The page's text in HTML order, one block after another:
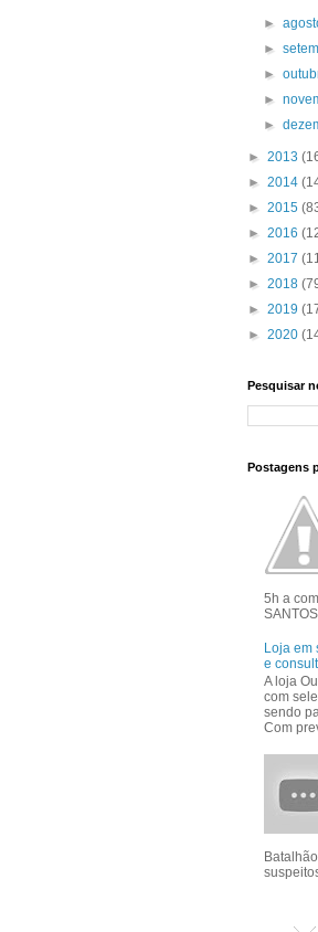
►
►
►
►
►
► 2013
► 2014
► 2015
► 2016
► 2017
► 2018
► 2019
► 2020
Pesquisar
Postagens
5h a
Loja em
e
A loja
com
sendo
Com